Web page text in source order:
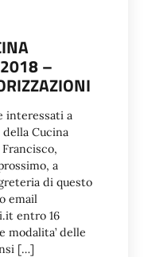
–
interessati a
Cucina
Francisco,
a
di questo
email
entro 16
modalita’ delle
[…]